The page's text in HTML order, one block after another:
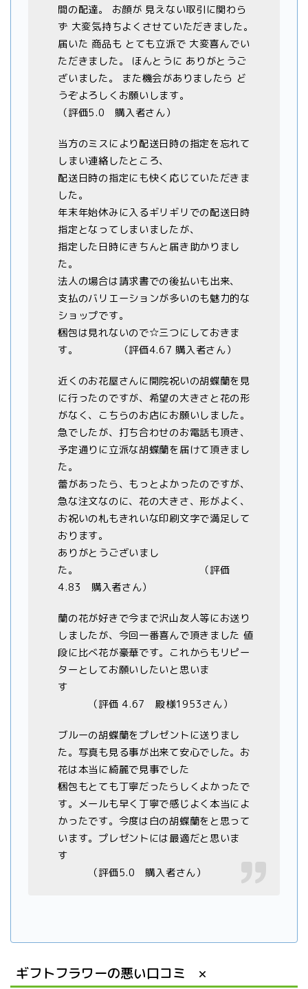
間の配達。 お顔が 見えない取引に関わら
ず 大変気持ちよくさせていただきました。
届いた 商品も とても立派で 大変喜んでい
ただきました。 ほんとうに ありがとうご
ざいました。 また機会がありましたら ど
うぞよろしくお願いします。
（評価5.0 購入者さん）
当方のミスにより配送日時の指定を忘れて
しまい連絡したところ、
配送日時の指定にも快く応じていただきま
した。
年末年始休みに入るギリギリでの配送日時
指定となってしまいましたが、
指定した日時にきちんと届き助かりまし
た。
法人の場合は請求書での後払いも出来、
支払のバリエーションが多いのも魅力的な
ショップです。
梱包は見れないので☆三つにしておきま
す。 （評価4.67 購入者さん）
近くのお花屋さんに開院祝いの胡蝶蘭を見
に行ったのですが、希望の大きさと花の形
がなく、こちらのお店にお願いしました。
急でしたが、打ち合わせのお電話も頂き、
予定通りに立派な胡蝶蘭を届けて頂きまし
た。
蕾があったら、もっとよかったのですが、
急な注文なのに、花の大きさ、形がよく、
お祝いの札もきれいな印刷文字で満足して
おります。
ありがとうございまし
た。 （評価
4.83 購入者さん）
蘭の花が好きで今まで沢山友人等にお送り
しましたが、今回一番喜んで頂きました 値
段に比べ花が豪華です。これからもリピー
ターとしてお願いしたいと思いま
す
（評価 4.67 殿様1953さん）
ブルーの胡蝶蘭をプレゼントに送りまし
た。写真も見る事が出来て安心でした。お
花は本当に綺麗で見事でした
梱包もとても丁寧だったらしくよかったで
す。メールも早く丁寧で感じよく本当によ
かったです。今度は白の胡蝶蘭をと思って
います。プレゼントには最適だと思いま
す
（評価5.0 購入者さん）
ギフトフラワーの悪い口コミ ×